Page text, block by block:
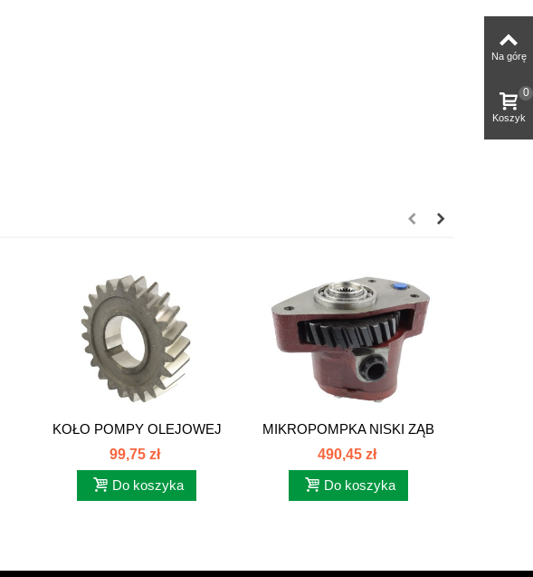
KOŁO POMPY OLEJOWEJ
C385 84108007
99,75 zł
Do koszyka
MIKROPOMPKA NISKI ZĄB
C385...
490,45 zł
Do koszyka
Na górę
Koszyk
0